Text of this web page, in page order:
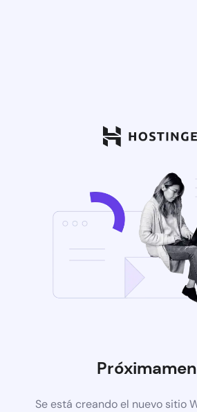
Se está creando el nuevo sitio